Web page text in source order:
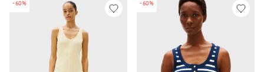
-60% -60%